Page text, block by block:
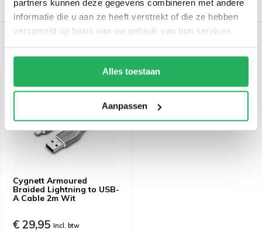
partners kunnen deze gegevens combineren met andere
informatie die u aan ze heeft verstrekt of die ze hebben
verzameld op basis van uw gebruik van hun services.
Alles toestaan
Aanpassen
Verzendinformatie
Cygnett Armoured
Braided Lightning to USB-
A Cable 2m Wit
€ 29,95 Incl. btw